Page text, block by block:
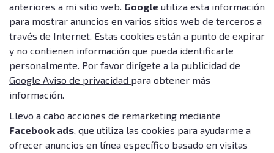
anteriores a mi sitio web. Google utiliza esta información
para mostrar anuncios en varios sitios web de terceros a
través de Internet. Estas cookies están a punto de expirar
y no contienen información que pueda identificarle
personalmente. Por favor dirígete a la publicidad de
Google Aviso de privacidad para obtener más
información.
Llevo a cabo acciones de remarketing mediante
Facebook ads, que utiliza las cookies para ayudarme a
ofrecer anuncios en línea específico basado en visitas